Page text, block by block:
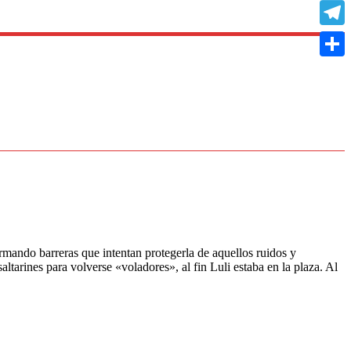
barreras que intentan protegerla de aquellos ruidos y
para volverse «voladores», al fin Luli estaba en la plaza. Al
Copy
Link